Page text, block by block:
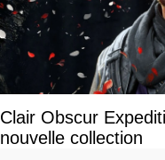
Clair Obscur
nouvelle collection